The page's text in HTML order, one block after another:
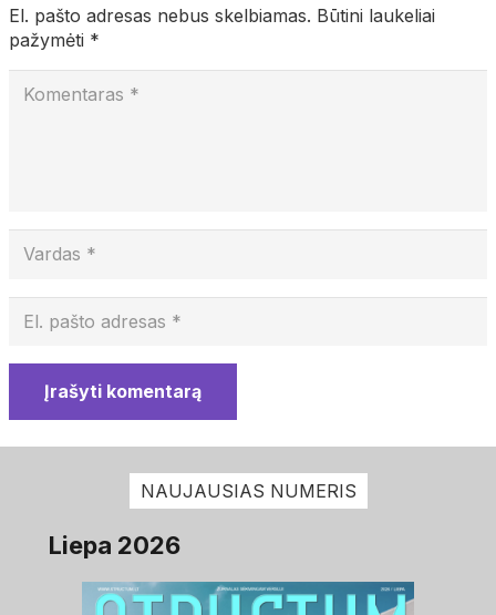
El. pašto adresas nebus skelbiamas. Būtini laukeliai
pažymėti *
Įrašyti komentarą
NAUJAUSIAS NUMERIS
Liepa 2026